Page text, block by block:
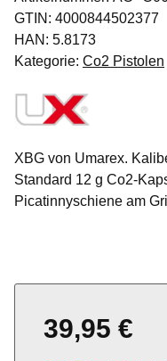
GTIN: 4000844502377
HAN: 5.8173
Kategorie: Co2 Pistolen
XBG von Umarex.
Standard 12 g Co2-
Picatinnyschiene am
39,95 €